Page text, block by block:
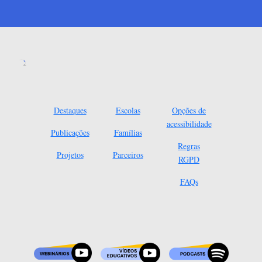
Destaques
Publicações
Projetos
Escolas
Famílias
Parceiros
Opções de
acessibilidade
Regras
RGPD
FAQs